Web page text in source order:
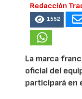
Redacción
1552
La marca
oficial del
participará en